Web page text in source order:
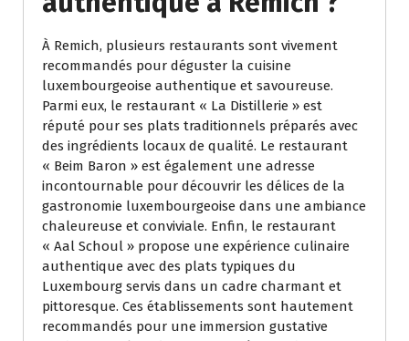
À Remich, plusieurs restaurants sont vivement
recommandés pour déguster la cuisine
luxembourgeoise authentique et savoureuse.
Parmi eux, le restaurant « La Distillerie » est
réputé pour ses plats traditionnels préparés avec
des ingrédients locaux de qualité. Le restaurant
« Beim Baron » est également une adresse
incontournable pour découvrir les délices de la
gastronomie luxembourgeoise dans une ambiance
chaleureuse et conviviale. Enfin, le restaurant
« Aal Schoul » propose une expérience culinaire
authentique avec des plats typiques du
Luxembourg servis dans un cadre charmant et
pittoresque. Ces établissements sont hautement
recommandés pour une immersion gustative